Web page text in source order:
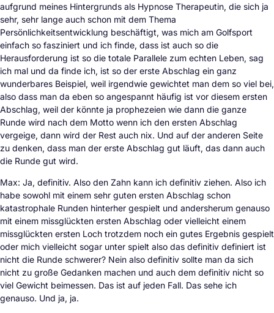
aufgrund meines Hintergrunds als Hypnose Therapeutin, die sich ja
sehr, sehr lange auch schon mit dem Thema
Persönlichkeitsentwicklung beschäftigt, was mich am Golfsport
einfach so fasziniert und ich finde, dass ist auch so die
Herausforderung ist so die totale Parallele zum echten Leben, sag
ich mal und da finde ich, ist so der erste Abschlag ein ganz
wunderbares Beispiel, weil irgendwie gewichtet man dem so viel bei,
also dass man da eben so angespannt häufig ist vor diesem ersten
Abschlag, weil der könnte ja prophezeien wie dann die ganze
Runde wird nach dem Motto wenn ich den ersten Abschlag
vergeige, dann wird der Rest auch nix. Und auf der anderen Seite
zu denken, dass man der erste Abschlag gut läuft, das dann auch
die Runde gut wird.
Max: Ja, definitiv. Also den Zahn kann ich definitiv ziehen. Also ich
habe sowohl mit einem sehr guten ersten Abschlag schon
katastrophale Runden hinterher gespielt und andersherum genauso
mit einem missglückten ersten Abschlag oder vielleicht einem
missglückten ersten Loch trotzdem noch ein gutes Ergebnis gespielt
oder mich vielleicht sogar unter spielt also das definitiv definiert ist
nicht die Runde schwerer? Nein also definitiv sollte man da sich
nicht zu große Gedanken machen und auch dem definitiv nicht so
viel Gewicht beimessen. Das ist auf jeden Fall. Das sehe ich
genauso. Und ja, ja.